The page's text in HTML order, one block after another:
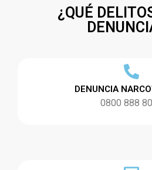
¿QUÉ
DENUNCIA
0800 888